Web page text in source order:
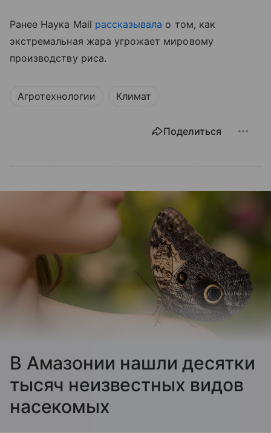
Ранее Наука Mail рассказывала о том, как
экстремальная жара угрожает мировому
производству риса.
Агротехнологии Климат
Поделиться
В Амазонии нашли десятки
тысяч неизвестных видов
насекомых